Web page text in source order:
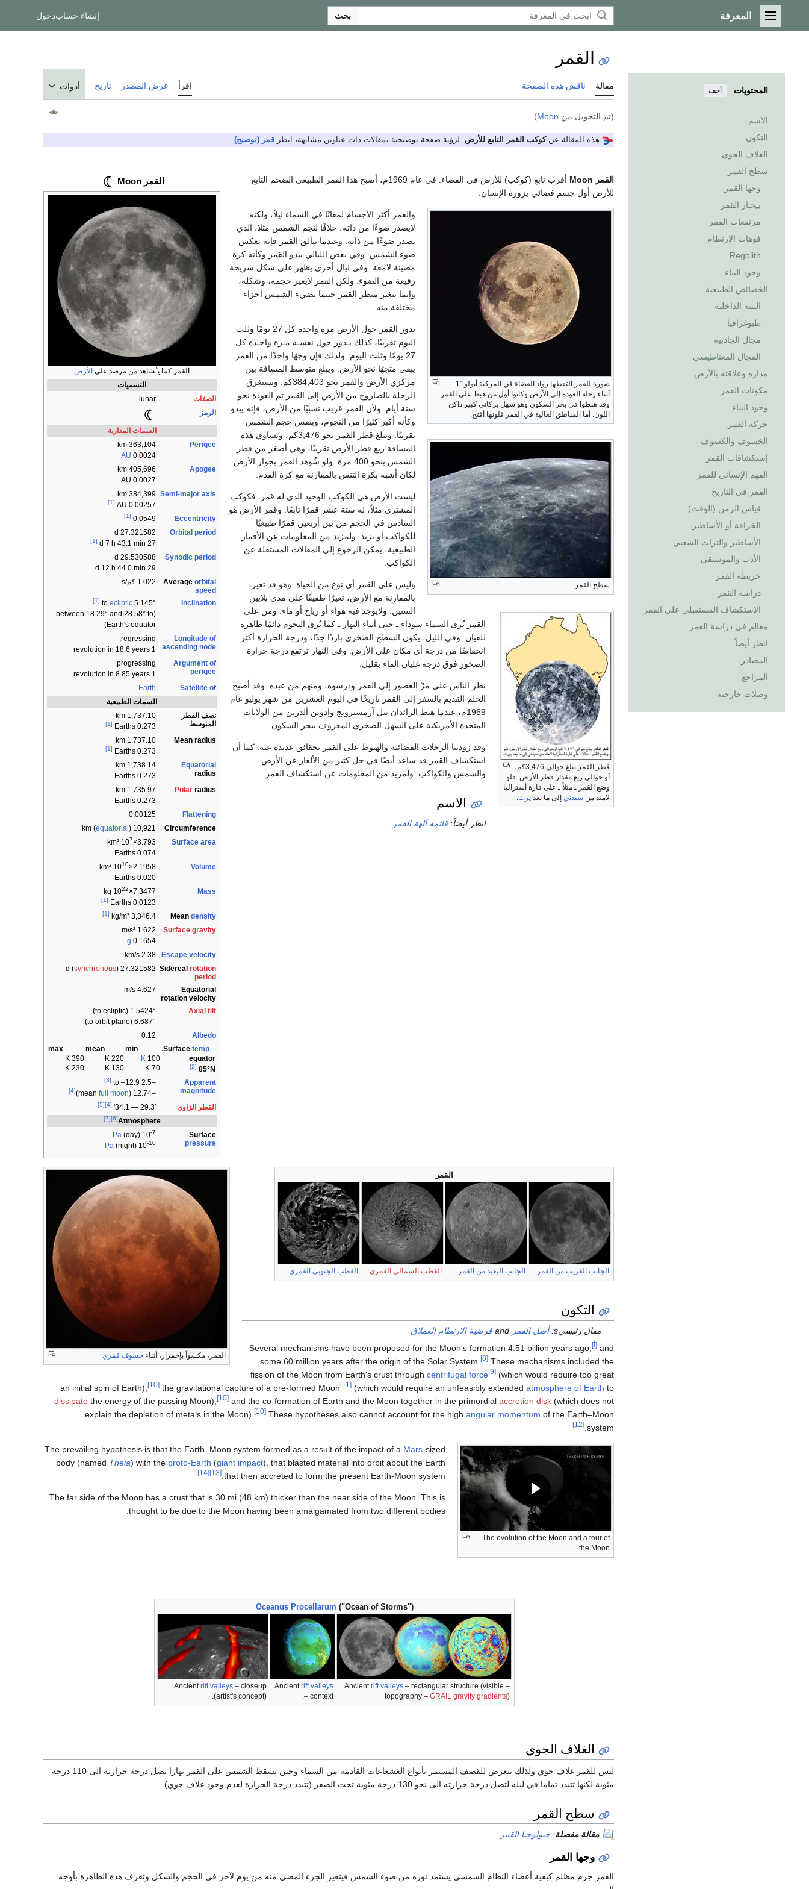
القائمة الرئيسية
المعرفة بحث إنشاء حسابدخول
المحتويات أخف
الاسم
التكون
الغلاف الجوي
سطح القمر
وجها القمر
بـِحـار القمر
مرتفعات القمر
فوهات الارتطام
Regolith
وجود الماء
الخصائص الطبيعية
البنية الداخلية
طبوغرافيا
مجال الجاذبية
المجال المغناطيسي
مداره وعلاقته بالأرض
مكونات القمر
وجود الماء
حركة القمر
الخسوف والكسوف
إستكشافات القمر
الفهم الإنساني للقمر
القمر في التاريخ
قياس الزمن (الوقت)
الخرافة أو الأساطير
الأساطير والتراث الشعبي
الأدب والموسيقى
خريطة القمر
دراسة القمر
الاستكشاف المستقبلي على القمر
معالم في دراسة القمر
انظر أيضاً
المصادر
المراجع
وصلات خارجية
القمر
مقالة ناقش هذه الصفحة اقرأ عرض المصدر تاريخ أدوات
(تم التحويل من Moon
)
هذه المقالة عنكوكب القمر التابع للأرض. لرؤية صفحة توضيحية بمقالات ذات عناوين مشابهة، انظر قمر (توضيح).
القمر Moon
القمر كما يـُشاهد من مرصد على الأرض
التسميات
الصفات
lunar
الرمز
السمات المدارية
Perigee
363,104 km
0.0024
AU
Apogee
405,696 km
0.0027 AU
Semi-major axis
384,399 km
0.00257 AU
[1]
Eccentricity
0.0549
[1]
Orbital period
27.321582 d
27 d 7 h 43.1 min
[1]
Synodic period
29.530588 d
29 d 12 h 44.0 min
Average orbital
speed
1.022 كم/s
Inclination
5.145° to
ecliptic
[1]
(between 18.29° and 28.58° to
Earth's equator)
Longitude of
ascending node
regressing,
1 revolution in 18.6 years
Argument of
perigee
progressing,
1 revolution in 8.85 years
Satellite of
Earth
السمات الطبيعية
نصف القطر
المتوسط
1,737.10 km
0.273 Earths
[1]
Mean radius
1,737.10 km
0.273 Earths
[1]
Equatorial
radius
1,738.14 km
0.273 Earths
Polar radius
1,735.97 km
0.273 Earths
Flattening
0.00125
Circumference
10,921 km (
equatorial )
Surface area
3.793×10
7
0.074 Earths
Volume
2.1958×10
10
0.020 Earths
Mass
7.3477×10
22
0.0123 Earths
[1]
Mean density
3,346.4 kg/m³
[1]
Surface gravity
1.622 m/s²
0.1654
g
Escape velocity
2.38 km/s
Sidereal rotation
period
27.321582 d (
synchronous)
Equatorial
rotation velocity
4.627 m/s
Axial tilt
1.5424° (to ecliptic)
6.687° (to orbit plane)
Albedo
0.12
Surface temp.
min
mean
max
equator
100
K
220 K
390 K
85°N
[2]
70 K
130 K
230 K
Apparent
magnitude
–2.5 to –12.9
[3]
–12.74 (mean
full moon
)
[4]
القطر الزاوي 29.3′ — 34.1'
[4]
[5]
Atmosphere
[6]
[7]
Surface
pressure
10-7
Pa (day)
10-10
Pa (night)
القمر Moon
أقرب تابع (كوكب) للأرض في الفضاء. في عام 1969م، أصبح هذا القمر الطبيعي الضخم التابع
للأرض أول جسم فضائي يزوره الإنسان.
صورة للقمر التقطها رواد الفضاء في المركبة أبولو11
أثناء رحلة العودة إلى الأرض وكانوا أول من هبط على القمر.
وقد هبطوا في بحر السكون وهو سهل بركاني كبير داكن
اللون. أما المناطق العالية في القمر فلونها أفتح.
سطح القمر
قطر القمر يبلغ حوالي 3,476كم،
أو حوالي ربع مقدار قطر الأرض. فلو
وضع القمر ـ مثلاً ـ على قارة أستراليا
لامتد من سيدني إلى ما بعد پرث.
والقمر أكثر الأجسام لمعانًا في السماء ليلاً، ولكنه
لايصدر ضوءًا من ذاته، خلافًا لنجم الشمس مثلا، الذي
يصدر ضوءًا من ذاته. وعندما يتألق القمر فإنه يعكس
ضوء الشمس. وفي بعض الليالي يبدو القمر وكأنه كرة
مضيئة لامعة. وفي ليال أخرى يظهر على شكل شريحة
رفيعة من الضوء. ولكن القمر لايغير حجمه، وشكله،
وإنما يتغير منظر القمر حينما تضيء الشمس أجزاء
مختلفة منه.
يدور القمر حول الأرض مرة واحدة كل 27 يومًا وثلث
اليوم تقريبًا، كذلك يـدور حول نفسـه مـرة واحـدة كل
27 يومًا وثلث اليوم. ولذلك فإن وجهًا واحدًا من القمر
يبقى متجهًا نحو الأرض. ويبلغ متوسط المسافة بين
مركزي الأرض والقمر نحو 384,403كم. وتستغرق
الرحلة بالصاروخ من الأرض إلى القمر ثم العودة نحو
ستة أيام. ولأن القمر قريب نسبيًا من الأرض، فإنه يبدو
وكأنه أكبر كثيرًا من النجوم، وبنفس حجم الشمس
تقريبًا. ويبلغ قطر القمر نحو 3,476كم، وتساوي هذه
المسافة ربع قطر الأرض تقريبًا، وهي أصغر من قطر
الشمس بنحو 400 مرة. ولو شُوهد القمر بجوار الأرض
لكان أشبه بكرة التنس بالمقارنة مع كرة القدم.
ليست الأرض هي الكوكب الوحيد الذي له قمر. فكوكب
المشتري مثلاً، له ستة عشر قمرًا تابعًا. وقمر الأرض هو
السادس في الحجم من بين أربعين قمرًا طبيعيًا
للكواكب أو يزيد. ولمزيد من المعلومات عن الأقمار
الطبيعية، يمكن الرجوع إلى المقالات المستقلة عن
الكواكب.
وليس على القمر أي نوع من الحياة. وهو قد تغير،
بالمقارنة مع الأرض، تغيرًا طفيفًا على مدى بلايين
السنين. ولايوجد فيه هواء أو رياح أو ماء. ومن على
القمر تُرى السماء سوداء ـ حتى أثناء النهار ـ كما تُرى النجوم دائمًا ظاهرة
للعيان. وفي الليل، يكون السطح الصخري باردًا جدًا، ودرجة الحرارة أكثر
انخفاضًا من درجة أي مكان على الأرض. وفي النهار ترتفع درجة حرارة
الصخور فوق درجة غليان الماء بقليل.
نظر الناس على مرِّ العصور إلى القمر ودرسوه، ومنهم من عبده. وقد أصبح
الحلم القديم بالسفر إلى القمر تاريخًا في اليوم العشرين من شهر يوليو عام
1969م، عندما هبط الرائدان نيل آرمسترونج وإدوين ألدرين من الولايات
المتحدة الأمريكية على السهل الصخري المعروف ببحر السكون.
وقد زودتنا الرحلات الفضائية والهبوط على القمر بحقائق عديدة عنه. كما أن
استكشاف القمر قد ساعد أيضًا في حل كثير من الألغاز عن الأرض
والشمس والكواكب. ولمزيد من المعلومات عن استكشاف القمر.
الاسم
القمر، مكسواً بإحمرار، أثناء خسوف قمري
انظر أيضاً: قائمة آلهة القمر
القمر
الجانب القريب من القمر الجانب البعيد من القمر القطب الشمالي القمري القطب الجنوبي القمري
التكون
مقال رئيسيs: أصل القمرand فرضية الارتطام العملاق
Several mechanisms have been proposed for the Moon's formation 4.51 billion years ago, [أ] and
some 60 million years after the origin of the Solar System.
[8] These mechanisms included the
fission of the Moon from Earth's crust through centrifugal force [9] (which would require too great
an initial spin of Earth),
[10] the gravitational capture of a pre-formed Moon [11] (which would require an unfeasibly extended atmosphere of Earth to
dissipate the energy of the passing Moon), [10] and the co-formation of Earth and the Moon together in the primordial accretion disk (which does not
explain the depletion of metals in the Moon).
[10] These hypotheses also cannot account for the high angular momentum of the Earth–Moon
system.
[12]
The evolution of the Moon and a tour of
the Moon
The prevailing hypothesis is that the Earth–Moon system formed as a result of the impact of a Mars-sized
body (named Theia) with the proto-Earth (giant impact), that blasted material into orbit about the Earth
that then accreted to form the present Earth-Moon system.
[13]
[14]
The far side of the Moon has a crust that is 30 mi (48 km) thicker than the near side of the Moon. This is
thought to be due to the Moon having been amalgamated from two different bodies.
Oceanus Procellarum ("Ocean of Storms")
Ancientrift valleys – rectangular structure (visible –
topography –GRAIL gravity gradients)
Ancientrift valleys
– context.
Ancientrift valleys – closeup
(artist's concept).
الغلاف الجوي
ليس للقمر غلاف جوي ولذلك يتعرض للقصف المستمر بأنواع الغشعاعات القادمة من السماء وحين تسقط الشمس على القمر نهارا تصل درجة حرارته الى 110 درجة
مئوية لكنها تتبدد تماما في ليله لتصل درجة حرارته الى نحو 130 درجة مئوية تحت الصفر (تتبدد درجة الحرارة لعدم وجود غلاف جوي).
سطح القمر
مقالة مفصلة: جيولوجيا القمر
وجها القمر
القمر جرم مظلم كبقية أعضاء النظام الشمسي يستمد نوره من ضوء الشمس فيتغير الجزء المضي منه من يوم لآخر في الحجم والشكل وتعرف هذة الظاهرة بأوجه